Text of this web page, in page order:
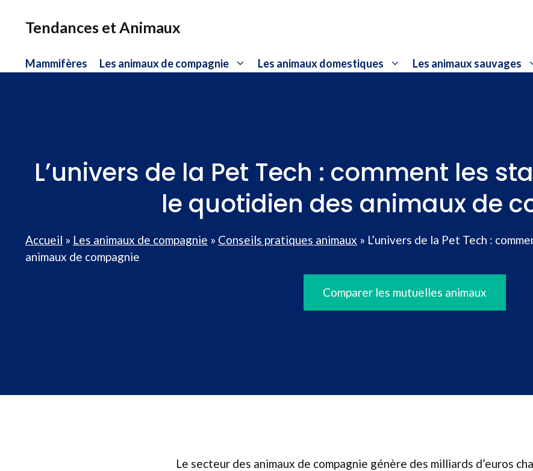
Tendances et Animaux
Mammifères Les animaux de compagnie Les animaux domestiques Les animaux sauvages
L’univers de la Pet Tech : comment les
le quotidien des animaux de
Accueil » Les animaux de compagnie » Conseils pratiques animaux » L’univers de la Pet Tech :
animaux de compagnie
Comparer les mutuelles animaux
Le secteur des animaux de compagnie génère des milliards d’euros